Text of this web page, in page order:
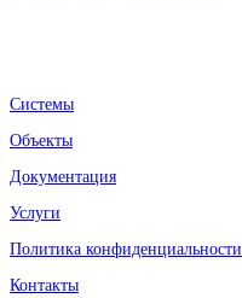
Системы
Объекты
Документация
Услуги
Политика конфиденциальности
Контакты